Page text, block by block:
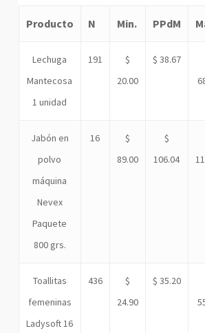
Producto N Min. PPdM
Lechuga
Mantecosa
1 unidad
191
$
20.00
$ 38.67
Jabón en
polvo
máquina
Nevex
Paquete
800 grs.
16
$
89.00
$
106.04
Toallitas
femeninas
Ladysoft 16
436
$
24.90
$ 35.20